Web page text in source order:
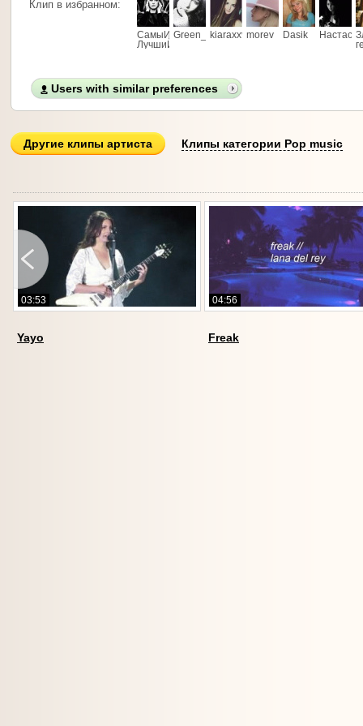
Клип в избранном:
СамыЙ
ЛучшиЙ***
Green_Panda
kiaraxxv morev Dasik Настасий
Users with similar preferences
Другие клипы артиста Клипы категории Pop music
03:53
Yayo
04:56
Freak